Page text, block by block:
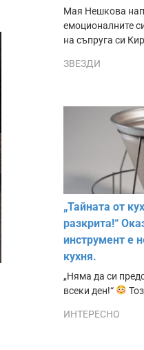
Мая Нешкова
емоционалните
на съпруга си
ЗВЕЗДИ
„Тайната от
разкрита!“
инструмент е
кухня.
„Няма да си
всеки ден!“
ИНТЕРЕСНО